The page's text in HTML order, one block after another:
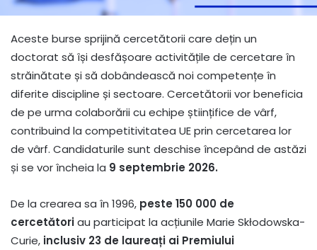
Aceste burse sprijină cercetătorii care dețin un
doctorat să își desfășoare activitățile de cercetare în
străinătate și să dobândească noi competențe în
diferite discipline și sectoare. Cercetătorii vor beneficia
de pe urma colaborării cu echipe științifice de vârf,
contribuind la competitivitatea UE prin cercetarea lor
de vârf. Candidaturile sunt deschise începând de astăzi
și se vor încheia la 9 septembrie 2026.
De la crearea sa în 1996, peste 150 000 de
cercetătoriau participat la acțiunile Marie Skłodowska-
Curie, inclusiv 23 de laureați ai Premiului